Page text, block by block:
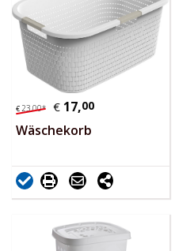
€23,00* € 17,00
Wäschekorb